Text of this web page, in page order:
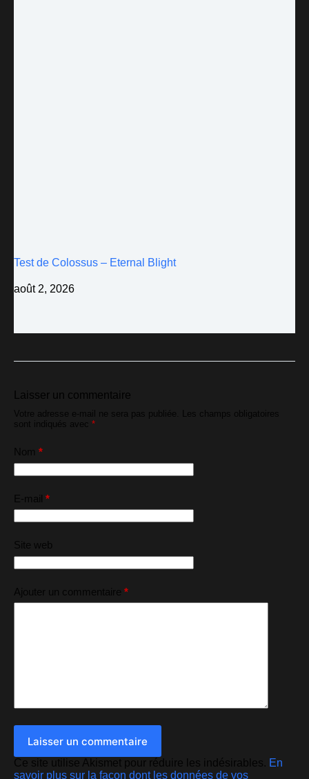
Test de Colossus – Eternal Blight
août 2, 2026
Laisser un commentaire
Votre adresse e-mail ne sera pas publiée.
Les champs obligatoires
sont indiqués avec *
Nom *
E-mail *
Site web
Ajouter un commentaire *
Laisser un commentaire
Ce site utilise Akismet pour réduire les indésirables. En
savoir plus sur la façon dont les données de vos